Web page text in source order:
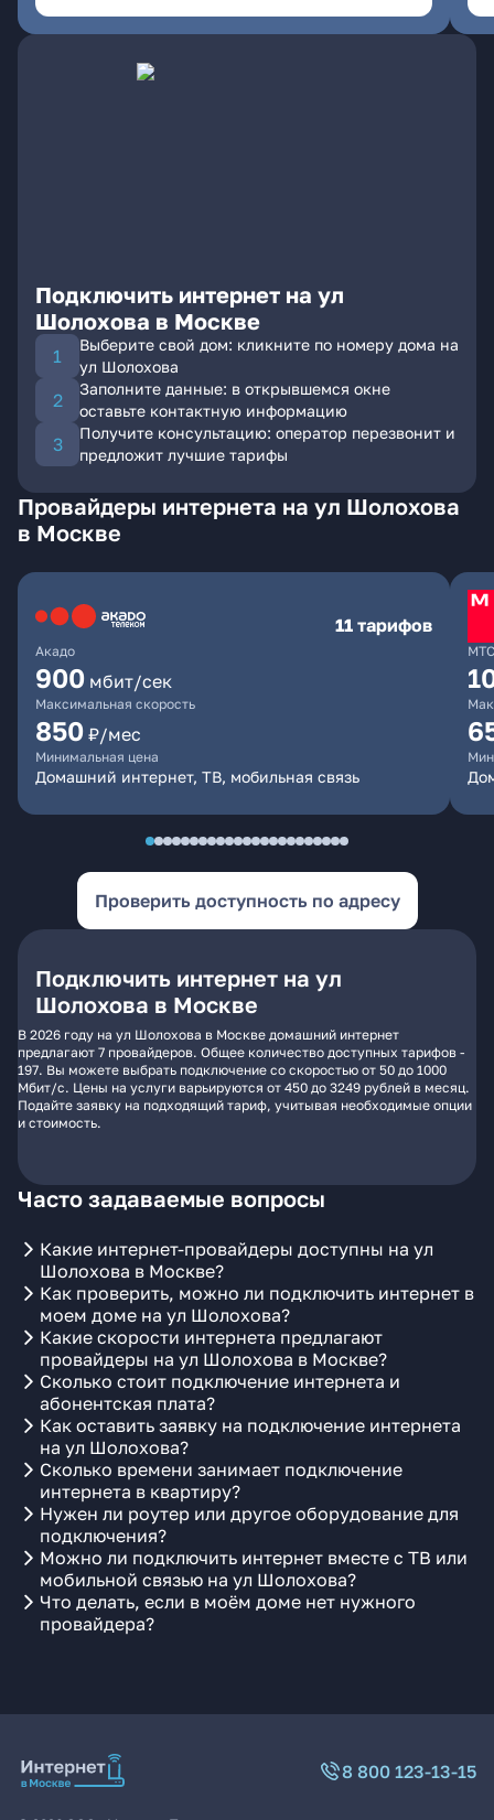
Подключить интернет на ул
Шолохова в Москве
Выберите свой дом: кликните по номеру дома на
ул Шолохова
Заполните данные: в открывшемся окне
оставьте контактную информацию
Получите консультацию: оператор перезвонит и
предложит лучшие тарифы
Провайдеры интернета на ул Шолохова
в Москве
Акадо
11 тарифов
900 мбит/сек
Максимальная скорость
850 ₽/мес
Минимальная цена
Домашний интернет, ТВ, мобильная связь
МТС
Проверить доступность по адресу
Подключить интернет на ул
Шолохова в Москве
В 2026 году на ул Шолохова в Москве домашний интернет
предлагают 7 провайдеров. Общее количество доступных тарифов -
197. Вы можете выбрать подключение со скоростью от 50 до 1000
Мбит/с. Цены на услуги варьируются от 450 до 3249 рублей в месяц.
Подайте заявку на подходящий тариф, учитывая необходимые опции
и стоимость.
Часто задаваемые вопросы
Какие интернет-провайдеры доступны на ул
Шолохова в Москве?
Как проверить, можно ли подключить интернет в
моем доме на ул Шолохова?
Какие скорости интернета предлагают
провайдеры на ул Шолохова в Москве?
Сколько стоит подключение интернета и
абонентская плата?
Как оставить заявку на подключение интернета
на ул Шолохова?
Сколько времени занимает подключение
интернета в квартиру?
Нужен ли роутер или другое оборудование для
подключения?
Можно ли подключить интернет вместе с ТВ или
мобильной связью на ул Шолохова?
Что делать, если в моём доме нет нужного
провайдера?
8 800 123-13-15